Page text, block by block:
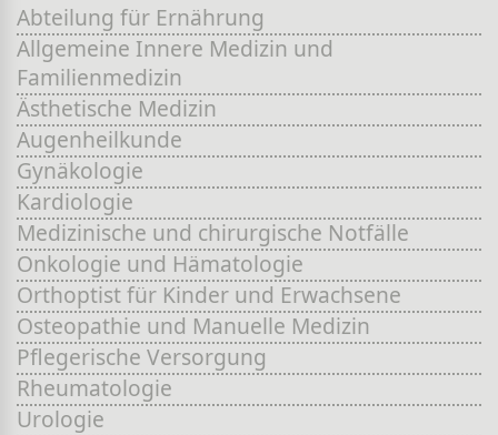
Abteilung für Ernährung
Allgemeine Innere Medizin und
Familienmedizin
Ästhetische Medizin
Augenheilkunde
Gynäkologie
Kardiologie
Medizinische und chirurgische Notfälle
Onkologie und Hämatologie
Orthoptist für Kinder und Erwachsene
Osteopathie und Manuelle Medizin
Pflegerische Versorgung
Rheumatologie
Urologie